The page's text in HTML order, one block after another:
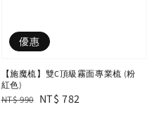
優惠
【施魔梳】雙C頂級霧面專業梳 (粉
紅色)
Regular
NT$ 990 Sale
NT$ 782